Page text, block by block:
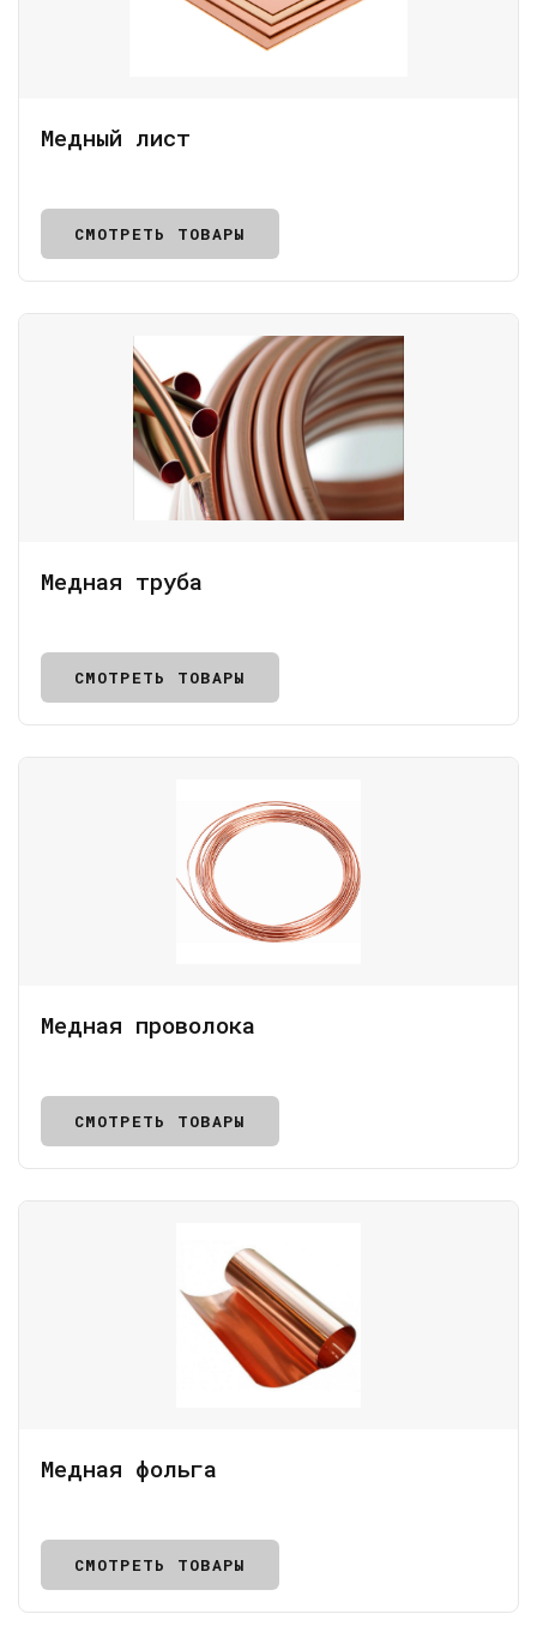
Медный лист
СМОТРЕТЬ ТОВАРЫ
Медная труба
СМОТРЕТЬ ТОВАРЫ
Медная проволока
СМОТРЕТЬ ТОВАРЫ
Медная фольга
СМОТРЕТЬ ТОВАРЫ